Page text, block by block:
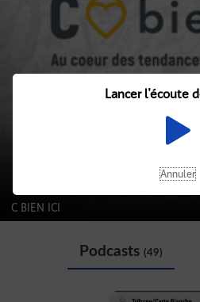
C BIEN ICI
Podcasts (49)
Lancer l'écoute
Annuler